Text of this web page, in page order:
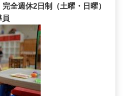
全週休2日制（土曜・日曜）